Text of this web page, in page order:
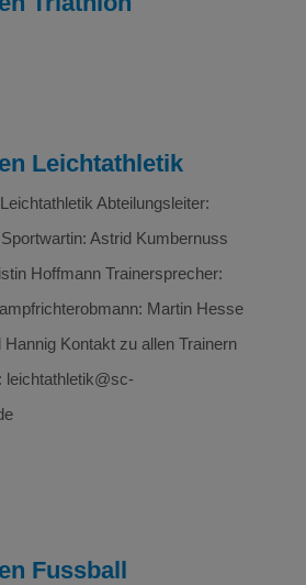
Leichtathletik
Abteilungsleiter:
Astrid Kumbernuss
Hoffmann Trainersprecher:
Martin Hesse
Hannig Kontakt zu allen Trainern
leichtathletik@sc-
Fussball